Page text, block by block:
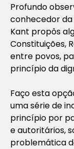
Profundo
conhecedor
Kant propôs
Constituições,
entre povos,
princípio da
Faço esta
uma série de
princípio por
e autoritários,
problemática